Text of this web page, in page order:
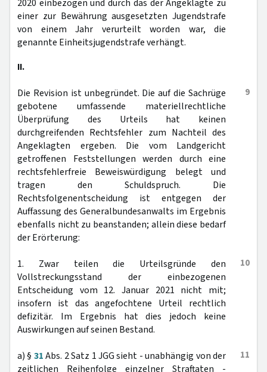
2020 einbezogen und durch das der Angeklagte zu
einer zur Bewährung ausgesetzten Jugendstrafe
von einem Jahr verurteilt worden war, die
genannte Einheitsjugendstrafe verhängt.
II.
9
Die Revision ist unbegründet. Die auf die Sachrüge
gebotene umfassende materiellrechtliche
Überprüfung des Urteils hat keinen
durchgreifenden Rechtsfehler zum Nachteil des
Angeklagten ergeben. Die vom Landgericht
getroffenen Feststellungen werden durch eine
rechtsfehlerfreie Beweiswürdigung belegt und
tragen den Schuldspruch. Die
Rechtsfolgenentscheidung ist entgegen der
Auffassung des Generalbundesanwalts im Ergebnis
ebenfalls nicht zu beanstanden; allein diese bedarf
der Erörterung:
10
1. Zwar teilen die Urteilsgründe den
Vollstreckungsstand der einbezogenen
Entscheidung vom 12. Januar 2021 nicht mit;
insofern ist das angefochtene Urteil rechtlich
defizitär. Im Ergebnis hat dies jedoch keine
Auswirkungen auf seinen Bestand.
11
a) § 31Abs. 2 Satz 1 JGG sieht - unabhängig von der
zeitlichen Reihenfolge einzelner Straftaten -